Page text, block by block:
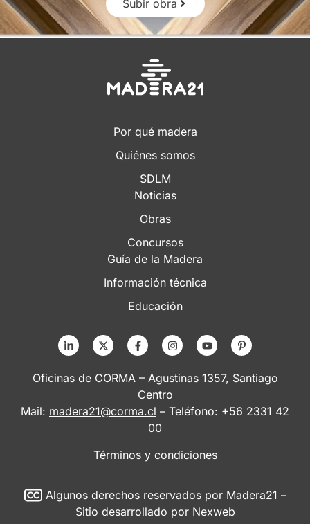
Subir obra
Por qué madera
Quiénes somos
SDLM
Noticias
Obras
Concursos
Guía de la Madera
Información técnica
Educación
Oficinas de CORMA – Agustinas 1357, Santiago
Centro
Mail: madera21@corma.cl – Teléfono: +56 2331 42
00
Términos y condiciones
Algunos derechos reservadospor Madera21 –
Sitio desarrollado por Nexweb